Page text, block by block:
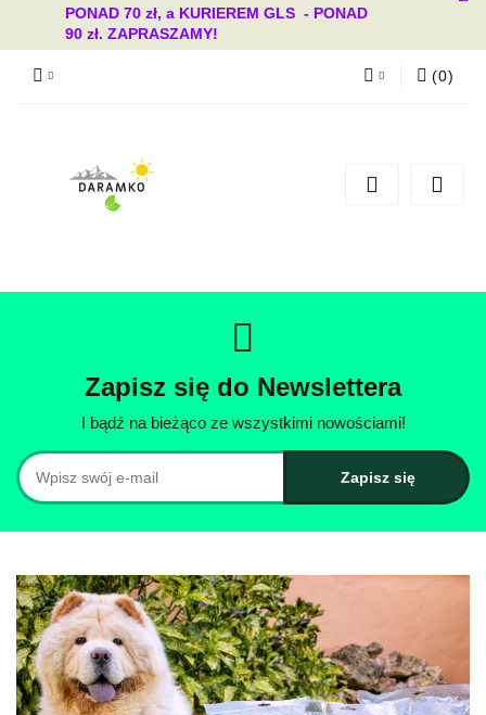
PONAD 70 zł, a KURIEREM GLS - PONAD
90 zł. ZAPRASZAMY!
Dodaj zgłoszenie
(0)
Zapisz się do Newslettera
I bądź na bieżąco ze wszystkimi nowościami!